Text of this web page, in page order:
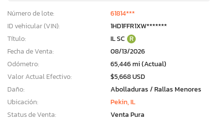
Número de lote:
61814***
ID vehicular (VIN):
1HD1FFR1XW*******
Título:
IL SC R
Fecha de Venta:
08/13/2026
Odómetro:
65,446 mi (Actual)
Valor Actual Efectivo:
$5,668 USD
Daño:
Abolladuras / Rallas Menores
Ubicación:
Pekin, IL
Status de Venta:
Venta Pura